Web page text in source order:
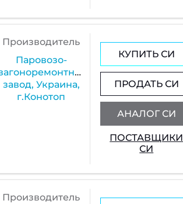
Производитель
Паровозо-
завод, Украина,
г.Конотоп
КУПИТЬ СИ
ПРОДАТЬ СИ
АНАЛОГ СИ
ПОСТАВЩИКИ
СИ
Производитель